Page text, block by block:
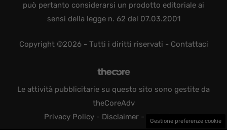
può pertanto considerarsi un prodotto editoriale ai
sensi della legge n. 62 del 07.03.2001
Copyright ©2026 - Tutti i diritti riservati - Contattaci
Le attività pubblicitarie su questo sito sono gestite da
theCoreAdv
Privacy Policy- Disclaimer- Redazione
Gestione preferenze cookie